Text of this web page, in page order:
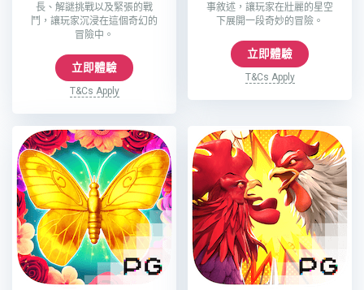
長、解謎挑戰以及緊張的戰
鬥，讓玩家沉浸在這個奇幻的
冒險中。
立即體驗
T&Cs Apply
事敘述，讓玩家在壯麗的星空
下展開一段奇妙的冒險。
立即體驗
T&Cs Apply